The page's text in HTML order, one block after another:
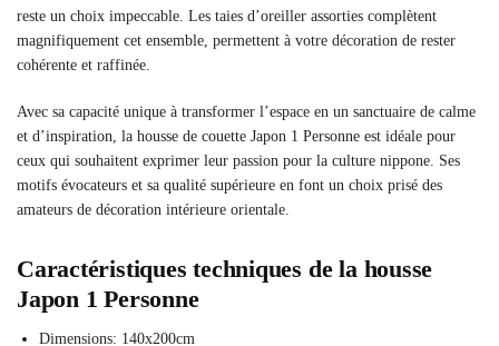
reste un choix impeccable. Les taies d’oreiller assorties complètent
magnifiquement cet ensemble, permettent à votre décoration de rester
cohérente et raffinée.
Avec sa capacité unique à transformer l’espace en un sanctuaire de calme
et d’inspiration, la housse de couette Japon 1 Personne est idéale pour
ceux qui souhaitent exprimer leur passion pour la culture nippone. Ses
motifs évocateurs et sa qualité supérieure en font un choix prisé des
amateurs de décoration intérieure orientale.
Caractéristiques techniques de la housse
Japon 1 Personne
Dimensions: 140x200cm